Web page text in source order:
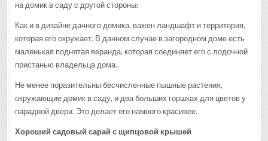
на домик в саду с другой стороны:
Как и в дизайне дачного домика, важен ландшафт и территория,
которая его окружает. В данном случае в загородном доме есть
маленькая поднятая веранда, которая соединяет его с лодочной
пристанью владельца дома..
Не менее поразительны бесчисленные пышные растения,
окружающие домик в саду, и два больших горшках для цветов у
парадной двери. Это делает его намного красивее.
Хороший садовый сарай с щипцовой крышей